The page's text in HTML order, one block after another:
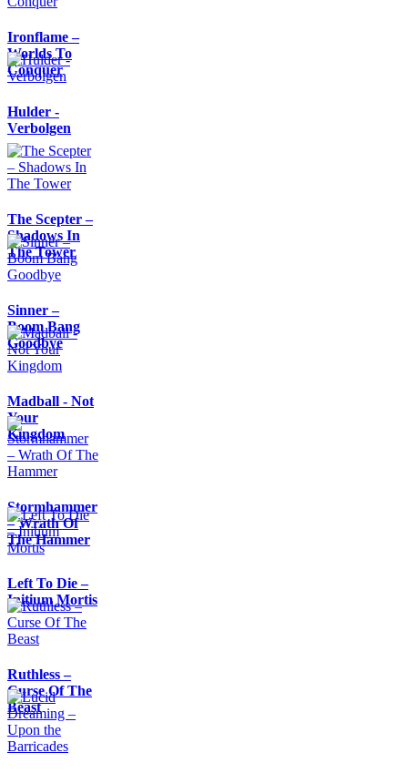
Ironflame –
Worlds To
Conquer
Hulder -
Verbolgen
The Scepter –
Shadows In
The Tower
Sinner –
Boom Bang
Goodbye
Madball - Not
Your
Kingdom
Stormhammer
– Wrath Of
The Hammer
Left To Die –
Initium Mortis
Ruthless –
Curse Of The
Beast